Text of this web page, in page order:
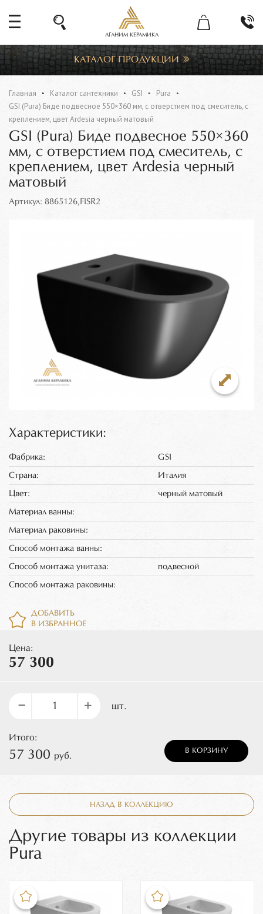
АГАНИМ КЕРАМИКА
КАТАЛОГ ПРОДУКЦИИ
Главная Каталог сантехники GSI
Pura
GSI (Pura) Биде подвесное 550×360 мм, c отверстием под смеситель, с
креплением, цвет Ardesia черный матовый
GSI (Pura) Биде подвесное 550×360
мм, c отверстием под смеситель, с
креплением, цвет Ardesia черный
матовый
Артикул: 8865126,FISR2
Характеристики:
Фабрика: GSI
Страна: Италия
Цвет: черный матовый
Материал ванны:
Материал раковины:
Способ монтажа ванны:
Способ монтажа унитаза: подвесной
Способ монтажа раковины:
ДОБАВИТЬ
В ИЗБРАННОЕ
Цена:
57 300
– + шт.
Итого:
57 300 руб.
В КОРЗИНУ
НАЗАД В КОЛЛЕКЦИЮ
Другие товары из коллекции
Pura